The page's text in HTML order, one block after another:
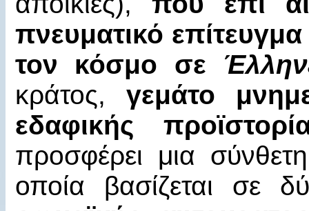
πνευματικό
τον κόσμο σε
κράτος, γεμάτο
εδαφικής
προσφέρει μια
οποία βασίζεται σε